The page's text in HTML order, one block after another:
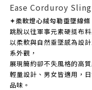
Ease Corduroy
✦柔軟燈心絨勾勒垂墜線
跳脫以往軍事元素硬挺布
以柔軟與自然垂墜感為設
系外觀，
展現簡約卻不失風格的高質
輕量設計、男女皆適用，
品味。